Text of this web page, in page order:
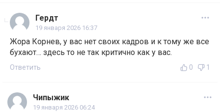
Гердт
19 января 2026 16:37
Жора Корнев, у вас нет своих кадров и к тому же все
бухают… здесь то не так критично как у вас.
Ответить 0 1
Чипыжик
19 января 2026 06:24